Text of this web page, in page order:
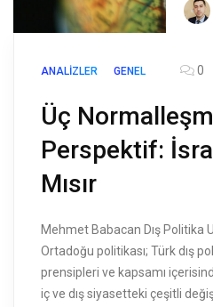
ANALIZLER GENEL 0
Üç
Perspektif:
Mısır
Mehmet Babacan Dış Politika
Ortadoğu politikası; Türk dış
prensipleri ve kapsamı
iç ve dış siyasetteki çeşitli